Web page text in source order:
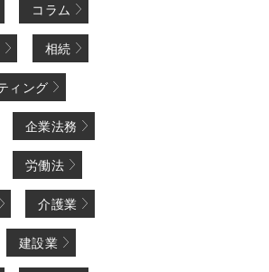
コラム
相続
ィング
企業法務
労働法
介護業
建設業